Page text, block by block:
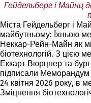
Гейдельберг і Майнц
Міста Гейдельберг і
майбутньому: Їхньою
Неккар-Рейн-Майн як
біотехнологій. З цією
Еккарт Вюрцнер та
підписали
24 квітня 2026 року, в
Зміцнення